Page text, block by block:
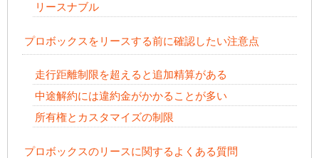
リースナブル
プロボックスをリースする前に確認したい注意点
走行距離制限を超えると追加精算がある
中途解約には違約金がかかることが多い
所有権とカスタマイズの制限
プロボックスのリースに関するよくある質問